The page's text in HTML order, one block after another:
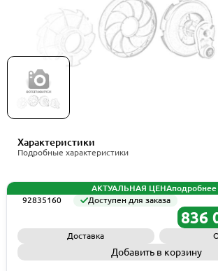
Grundfos KIT,SEAL,L/VL,5095A/
Характеристики
Подробные характеристики
АКТУАЛЬНАЯ ЦЕНАподробнее
92835160
Доступен для заказа
836
Доставка
Добавить в корзину